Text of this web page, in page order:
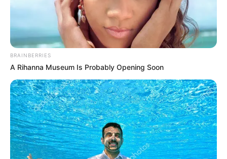
2. Tak hanya makan, bisa juga merasakan mandi
denganshowerdikelilingi berbagai macam bebatuan
di kamar mandi
BRAINBERRIES
A Rihanna Museum Is Probably Opening Soon